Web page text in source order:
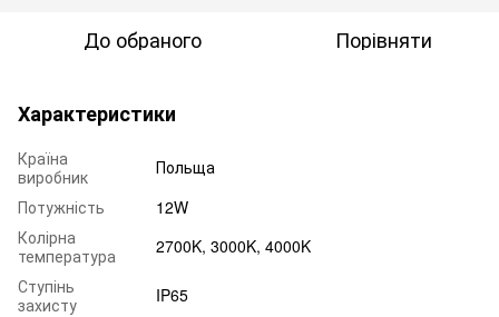
До обраного Порівняти
Характеристики
Країна
виробник
Польща
Потужність
12W
Колірна
температура
2700K, 3000K, 4000K
Ступінь
захисту
IP65